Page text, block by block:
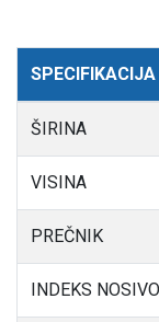
SPECIFIKACIJA
ŠIRINA
VISINA
PREČNIK
INDEKS